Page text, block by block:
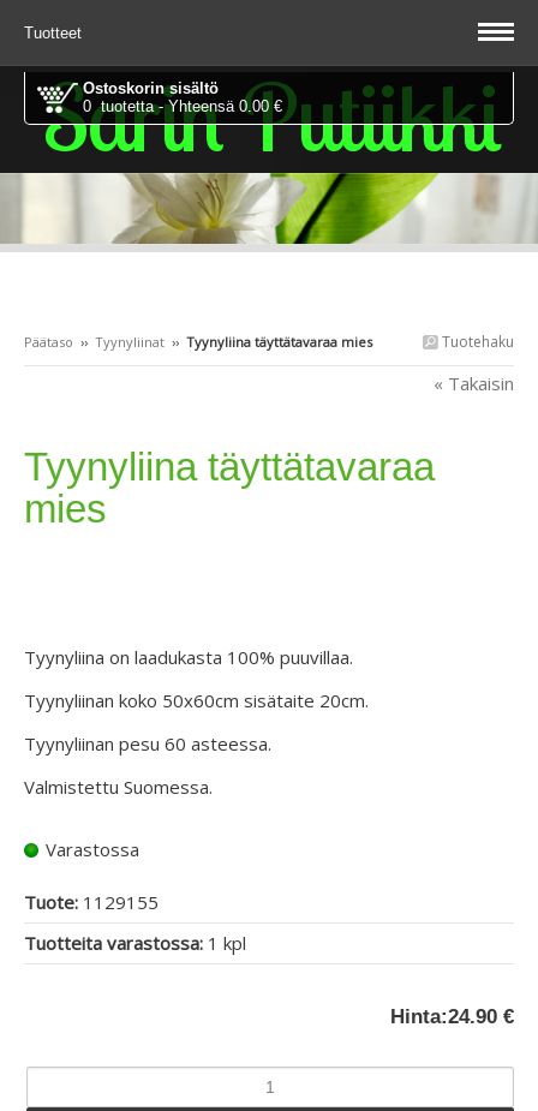
Tuotteet
Ostoskorin sisältö
0 tuotetta - Yhteensä 0.00 €
Sarin Putiikki
Tuotehaku
Päätaso ›› Tyynyliinat ›› Tyynyliina täyttätavaraa mies
« Takaisin
Tyynyliina täyttätavaraa
mies
Tyynyliina on laadukasta 100% puuvillaa.
Tyynyliinan koko 50x60cm sisätaite 20cm.
Tyynyliinan pesu 60 asteessa.
Valmistettu Suomessa.
Varastossa
Tuote: 1129155
Tuotteita varastossa: 1 kpl
Hinta:24.90 €